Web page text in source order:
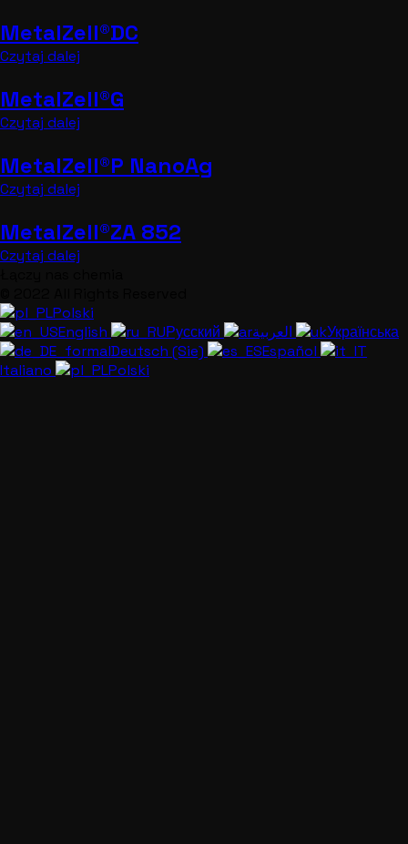
MetalZell®DC
Czytaj dalej
MetalZell®G
Czytaj dalej
MetalZell®P NanoAg
Czytaj dalej
MetalZell®ZA 852
Czytaj dalej
Polski
English
Русский
Українська
Deutsch (Sie)
Español
Italiano
Polski